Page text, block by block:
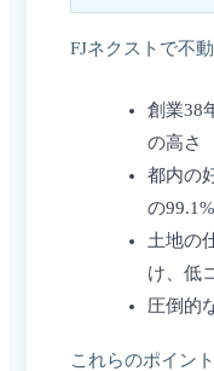
FJネクストで不
創業38
の高さ
都内の
の99.1%
土地の
け、低
圧倒的
これらのポイン